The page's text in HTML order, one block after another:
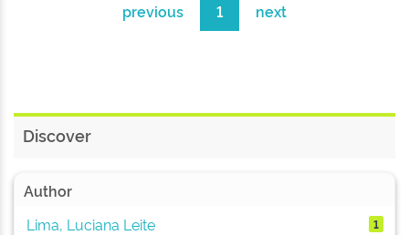
previous 1 next
Discover
Author
Lima, Luciana Leite
1